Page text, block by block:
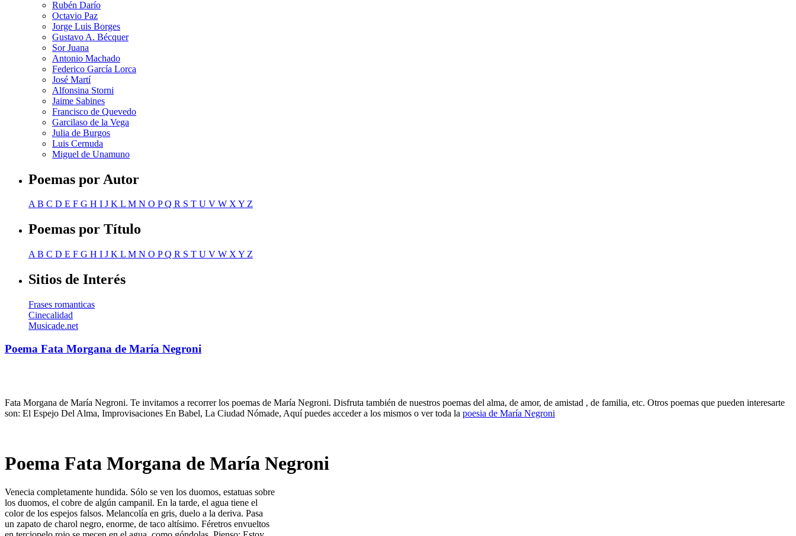
Rubén Darío
Octavio Paz
Jorge Luis Borges
Gustavo A. Bécquer
Sor Juana
Antonio Machado
Federico García Lorca
José Martí
Alfonsina Storni
Jaime Sabines
Francisco de Quevedo
Garcilaso de la Vega
Julia de Burgos
Luis Cernuda
Miguel de Unamuno
Poemas por Autor
AB C D E F G H I J K L M N O PQ R S T U V W XY Z
Poemas por Título
A B C D E F G H I J K L M N O PQ R S T U V W X Y Z
Sitios de Interés
Frases romanticas
Cinecalidad
Musicade.net
Poema Fata Morgana de María Negroni
Fata Morgana de María Negroni. Te invitamos a recorrer los poemas de María Negroni. Disfruta también de nuestros poemas del alma, de amor, de amistad , de familia, etc. Otros poemas que pueden interesarte
son: El Espejo Del Alma, Improvisaciones En Babel, La Ciudad Nómade, Aquí puedes acceder a los mismos o ver toda la poesia de María Negroni
Poema Fata Morgana de María Negroni
Venecia completamente hundida. Sólo se ven los duomos, estatuas sobre
los duomos, el cobre de algún campanil. En la tarde, el agua tiene el
color de los espejos falsos. Melancolía en gris, duelo a la deriva. Pasa
un zapato de charol negro, enorme, de taco altísimo. Féretros envueltos